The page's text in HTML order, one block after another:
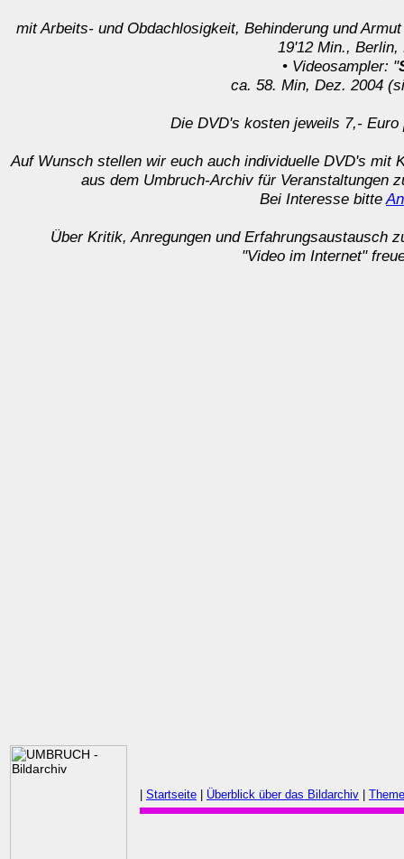
mit Arbeits- und Obdachlosigkeit, Behinderung und
19'12 Min., Berlin,
• Videosampler: "
ca. 58. Min, Dez. 2004
Die DVD's kosten jeweils 7,- Euro
Auf Wunsch stellen wir euch auch individuelle DVD's mit
aus dem Umbruch-Archiv für Veranstaltungen
Bei Interesse bitte
Über Kritik, Anregungen und Erfahrungsaustausch
"Video im Internet"
Startseite Überblick über das Bildarchiv